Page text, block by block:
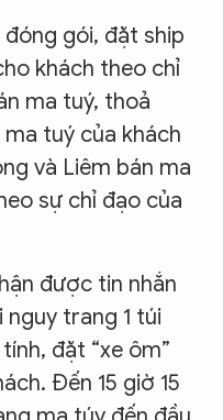
đóng gói, đặt ship
khách theo chỉ
ma tuý, thoả
tuý của khách
và Liêm bán ma
sự chỉ đạo của
được tin nhắn
trang 1 túi
đặt “xe ôm”
Đến 15 giờ 15